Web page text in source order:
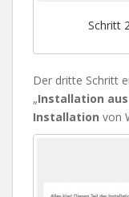
Schritt
Der dritte Schritt
„Installation
Installation von